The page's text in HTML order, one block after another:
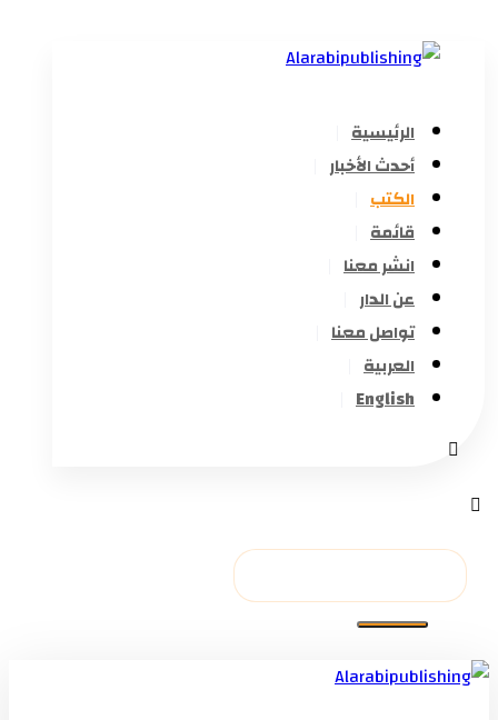
الرئيسية
أحدث الأخبار
الكتب
قائمة
انشر معنا
عن الدار
تواصل معنا
العربية
English